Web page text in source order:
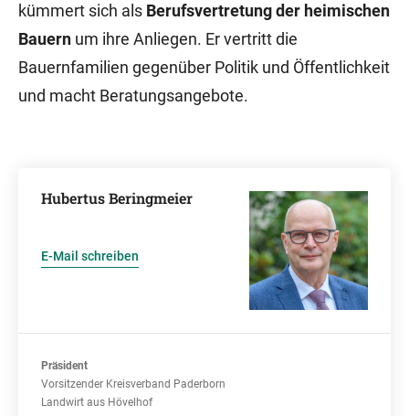
kümmert sich als Berufsvertretung der heimischen
Bauern um ihre Anliegen. Er vertritt die
Bauernfamilien gegenüber Politik und Öffentlichkeit
und macht Beratungsangebote.
Hubertus Beringmeier
E-Mail schreiben
Präsident
Vorsitzender Kreisverband Paderborn
Landwirt aus Hövelhof